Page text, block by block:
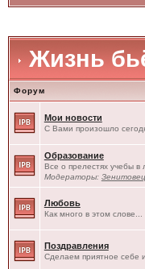
Жизнь
Форум
Мои новости
С Вами произошло
Образование
Все о прелестях учебы
Модераторы: Зенитовец
Любовь
Как много в этом слове...
Поздравления
Сделаем приятное себе